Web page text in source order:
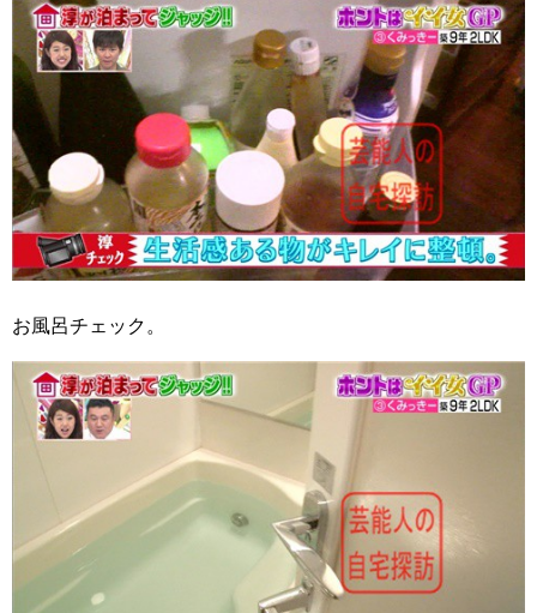
お風呂チェック。